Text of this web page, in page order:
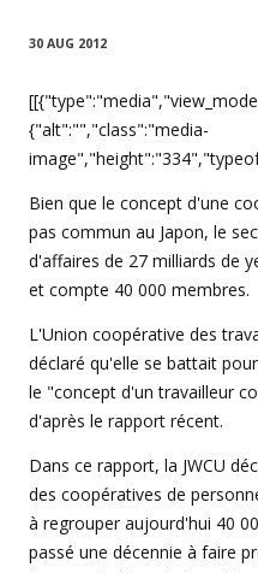
30 AUG 2012
{"alt":"","class":"media-
Bien que le concept d'une
pas commun au Japon, le
d'affaires de 27 milliards de
et compte 40 000 membres.
L'Union coopérative des
déclaré qu'elle se battait
le "concept d'un travailleur
d'après le rapport récent.
Dans ce rapport, la JWCU
des coopératives de
à regrouper aujourd'hui 40
passé une décennie à faire